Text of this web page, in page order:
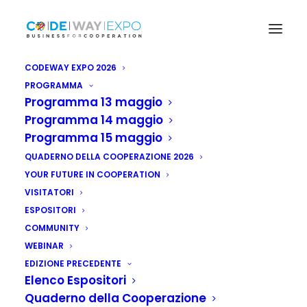
CODEWAY EXPO 2026
PROGRAMMA
Programma 13 maggio
Programma 14 maggio
Programma 15 maggio
QUADERNO DELLA COOPERAZIONE 2026
YOUR FUTURE IN COOPERATION
VISITATORI
ESPOSITORI
COMMUNITY
WEBINAR
EDIZIONE PRECEDENTE
Elenco Espositori
Quaderno della Cooperazione
Niger: fondi Onu per
prevenzione danni